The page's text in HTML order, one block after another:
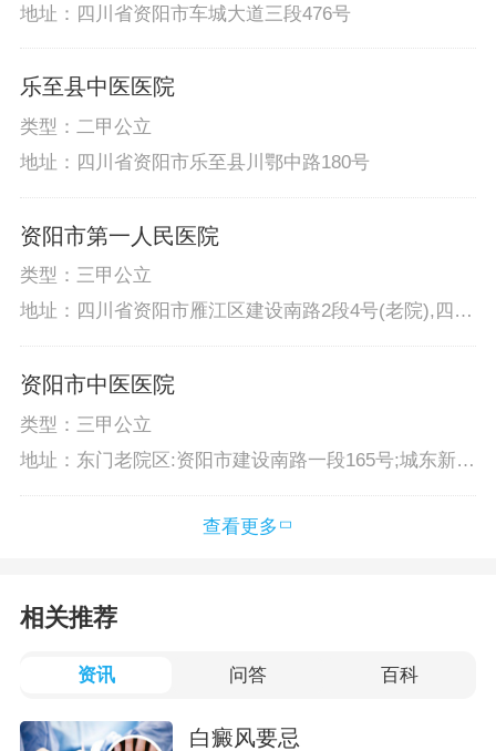
地址：四川省资阳市车城大道三段476号
乐至县中医医院
类型：二甲公立
地址：四川省资阳市乐至县川鄂中路180号
资阳市第一人民医院
类型：三甲公立
地址：四川省资阳市雁江区建设南路2段4号(老院),四川
资阳市中医医院
类型：三甲公立
地址：东门老院区:资阳市建设南路一段165号;城东新院
查看更多
相关推荐
资讯 问答 百科
白癜风要忌